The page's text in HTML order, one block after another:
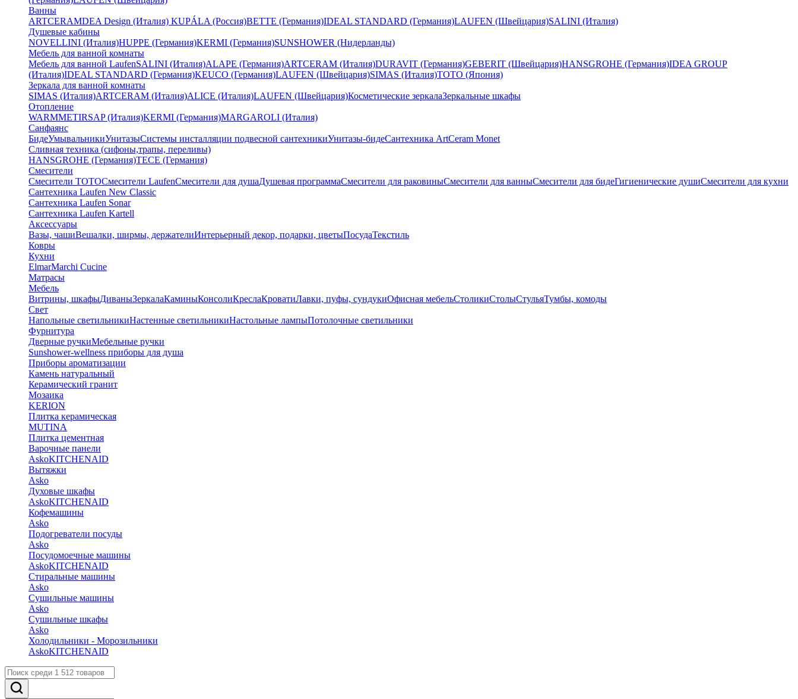
Ванны
ARTCERAMDEA Design (Италия) KUPÁLA (Россия)BETTE (Германия)IDEAL STANDARD (Германия)LAUFEN (Швейцария)SALINI (Италия)
Душевые кабины
NOVELLINI (Италия)HUPPE (Германия)KERMI (Германия)SUNSHOWER (Нидерланды)
Мебель для ванной комнаты
Мебель для ванной LaufenSALINI (Италия)ALAPE (Германия)ARTCERAM (Италия)DURAVIT (Германия)GEBERIT (Швейцария)HANSGROHE (Германия)IDEA GROUP
(Италия)IDEAL STANDARD (Германия)KEUCO (Германия)LAUFEN (Швейцария)SIMAS (Италия)TOTO (Япония)
Зеркала для ванной комнаты
SIMAS (Италия)ARTCERAM (Италия)ALICE (Италия)LAUFEN (Швейцария)Косметические зеркалаЗеркальные шкафы
Отопление
WARMMETIRSAP (Италия)KERMI (Германия)MARGAROLI (Италия)
Санфаянс
БидеУмывальникиУнитазыСистемы инсталляции подвесной сантехникиУнитазы-бидеСантехника ArtCeram Monet
Сливная техника (сифоны,трапы, переливы)
HANSGROHE (Германия)TECE (Германия)
Смесители
Смесители TOTOСмесители LaufenСмесители для душаДушевая программаСмесители для раковиныСмесители для ванныСмесители для бидеГигиенические душиСмесители для кухни
Сантехника Laufen New Classic
Сантехника Laufen Sonar
Сантехника Laufen Kartell
Аксессуары
Вазы, чашиВешалки, ширмы, держателиИнтерьерный декор, подарки, цветыПосудаТекстиль
Ковры
Кухни
ElmarMarchi Cucine
Матрасы
Мебель
Витрины, шкафыДиваныЗеркалаКаминыКонсолиКреслаКроватиЛавки, пуфы, сундукиОфисная мебельСтоликиСтолыСтульяТумбы, комоды
Свет
Напольные светильникиНастенные светильникиНастольные лампыПотолочные светильники
Фурнитура
Дверные ручкиМебельные ручки
Sunshower-wellness приборы для душа
Приборы ароматизации
Камень натуральный
Керамический гранит
Мозаика
KERION
Плитка керамическая
MUTINA
Плитка цементная
Варочные панели
AskoKITCHENAID
Вытяжки
Asko
Духовые шкафы
AskoKITCHENAID
Кофемашины
Asko
Подогреватели посуды
Asko
Посудомоечные машины
AskoKITCHENAID
Стиральные машины
Asko
Сушильные машины
Asko
Сушильные шкафы
Asko
Холодильники - Морозильники
AskoKITCHENAID